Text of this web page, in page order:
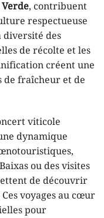
, contribuent
respectueuse
diversité des
de récolte et les
créent une
de fraîcheur et de
viticole
dynamique
ou des visites
de découvrir
voyages au cœur
pour